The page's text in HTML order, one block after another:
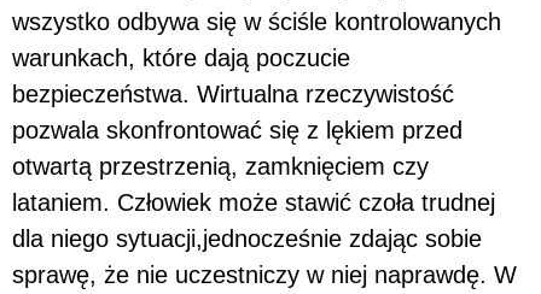
wszystko odbywa się w ściśle kontrolowanych
warunkach, które dają poczucie
bezpieczeństwa. Wirtualna rzeczywistość
pozwala skonfrontować się z lękiem przed
otwartą przestrzenią, zamknięciem czy
lataniem. Człowiek może stawić czoła trudnej
dla niego sytuacji,jednocześnie zdając sobie
sprawę, że nie uczestniczy w niej naprawdę. W